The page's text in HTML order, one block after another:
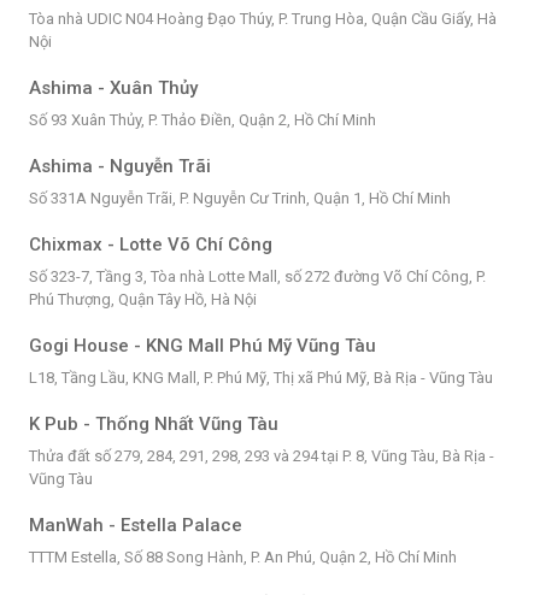
Tòa nhà UDIC N04 Hoàng Đạo Thúy, P. Trung Hòa, Quận Cầu Giấy, Hà
Nội
Ashima - Xuân Thủy
Số 93 Xuân Thủy, P. Thảo Điền, Quận 2, Hồ Chí Minh
Ashima - Nguyễn Trãi
Số 331A Nguyễn Trãi, P. Nguyễn Cư Trinh, Quận 1, Hồ Chí Minh
Chixmax - Lotte Võ Chí Công
Số 323-7, Tầng 3, Tòa nhà Lotte Mall, số 272 đường Võ Chí Công, P.
Phú Thượng, Quận Tây Hồ, Hà Nội
Gogi House - KNG Mall Phú Mỹ Vũng Tàu
L18, Tầng Lầu, KNG Mall, P. Phú Mỹ, Thị xã Phú Mỹ, Bà Rịa - Vũng Tàu
K Pub - Thống Nhất Vũng Tàu
Thửa đất số 279, 284, 291, 298, 293 và 294 tại P. 8, Vũng Tàu, Bà Rịa -
Vũng Tàu
ManWah - Estella Palace
TTTM Estella, Số 88 Song Hành, P. An Phú, Quận 2, Hồ Chí Minh